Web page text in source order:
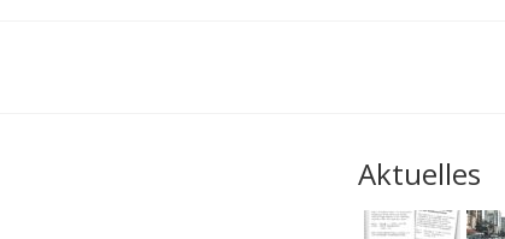
Aktuelles